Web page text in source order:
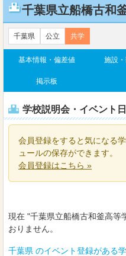
千葉県立船橋古和
千葉県 公立 共学
基本情報・偏差値 施設
掲示板
学校説明会・イベント
会員登録をすると気になる
ュールの保存ができます。
会員登録はこちら »
現在 "千葉県立船橋古和釜高等
おりません。
千葉県 のイベント登録がある